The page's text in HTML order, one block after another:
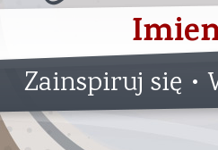
Zainspiruj się •